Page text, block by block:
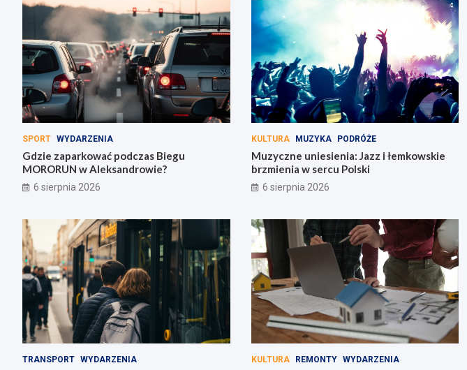
SPORT WYDARZENIA
Gdzie zaparkować podczas Biegu
MORORUN w Aleksandrowie?
6 sierpnia 2026
KULTURA MUZYKA PODRÓŻE
Muzyczne uniesienia: Jazz i łemkowskie
brzmienia w sercu Polski
6 sierpnia 2026
TRANSPORT WYDARZENIA KULTURA REMONTY WYDARZENIA